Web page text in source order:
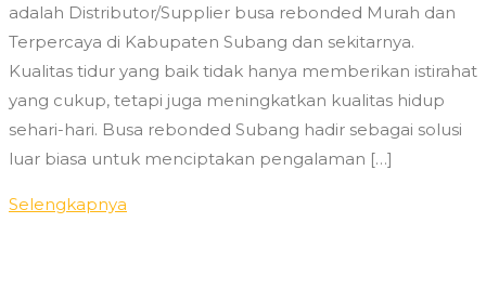
adalah Distributor/Supplier busa rebonded Murah dan
Terpercaya di Kabupaten Subang dan sekitarnya.
Kualitas tidur yang baik tidak hanya memberikan istirahat
yang cukup, tetapi juga meningkatkan kualitas hidup
sehari-hari. Busa rebonded Subang hadir sebagai solusi
luar biasa untuk menciptakan pengalaman […]
Selengkapnya